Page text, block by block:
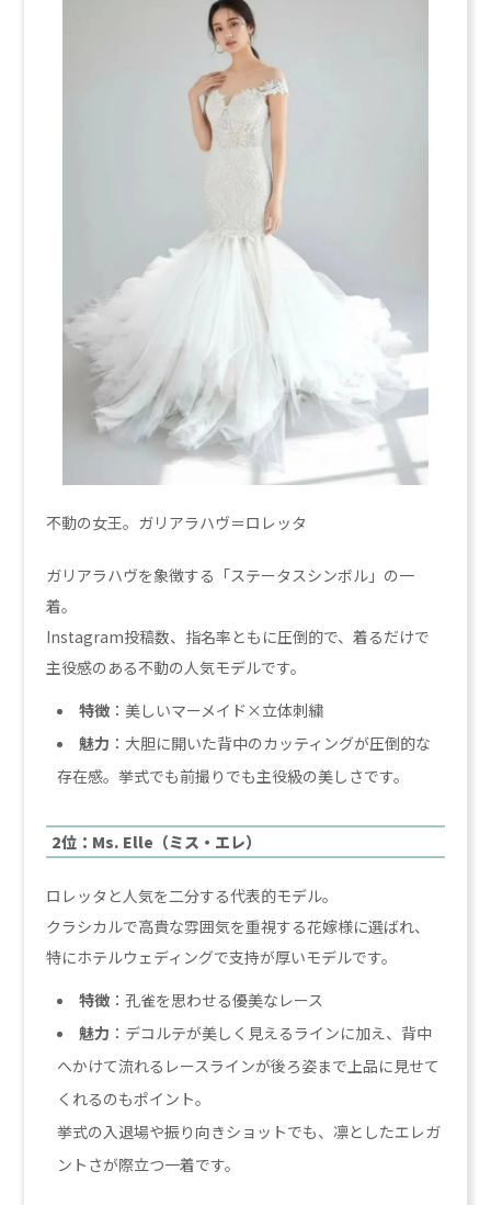
不動の女王。ガリアラハヴ＝ロレッタ
ガリアラハヴを象徴する「ステータスシンボル」の一
着。
Instagram投稿数、指名率ともに圧倒的で、着るだけで
主役感のある不動の人気モデルです。
特徴 ：美しいマーメイド×立体刺繍
魅力 ：大胆に開いた背中のカッティングが圧倒的な
存在感。挙式でも前撮りでも主役級の美しさです。
2位：Ms. Elle（ミス・エレ）
ロレッタと人気を二分する代表的モデル。
クラシカルで高貴な雰囲気を重視する花嫁様に選ばれ、
特にホテルウェディングで支持が厚いモデルです。
特徴 ：孔雀を思わせる優美なレース
魅力 ：デコルテが美しく見えるラインに加え、背中
へかけて流れるレースラインが後ろ姿まで上品に見せて
くれるのもポイント。
挙式の入退場や振り向きショットでも、凛としたエレガ
ントさが際立つ一着です。